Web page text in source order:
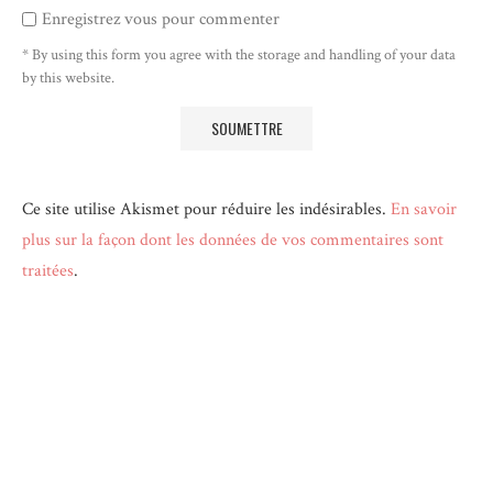
Enregistrez vous pour commenter
* By using this form you agree with the storage and handling of your data
by this website.
Ce site utilise Akismet pour réduire les indésirables. En savoir
plus sur la façon dont les données de vos commentaires sont
traitées.